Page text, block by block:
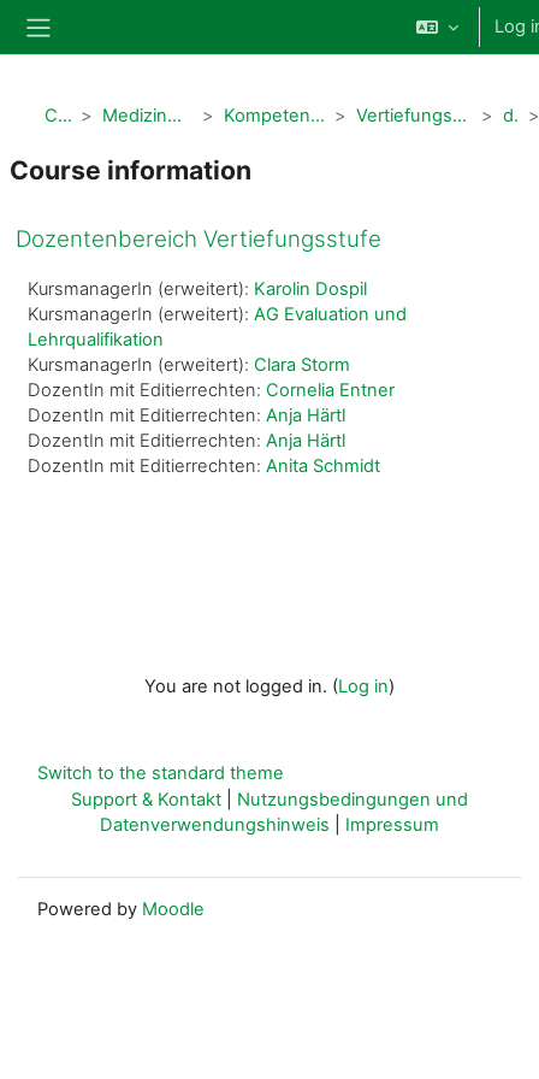
Side panel
Log
Courses Medizindidaktische Qualifizierung Kompetenznetz Medizinlehre Bayern Vertiefungsstufe Zertifikat Medizindidaktik doz_kmb
Course information
Dozentenbereich Vertiefungsstufe
KursmanagerIn (erweitert): Karolin Dospil
KursmanagerIn (erweitert): AG Evaluation und
Lehrqualifikation
KursmanagerIn (erweitert): Clara Storm
DozentIn mit Editierrechten: Cornelia Entner
DozentIn mit Editierrechten: Anja Härtl
DozentIn mit Editierrechten: Anja Härtl
DozentIn mit Editierrechten: Anita Schmidt
You are not logged in. (Log in)
Switch to the standard theme
Support & Kontakt
Nutzungsbedingungen und
Datenverwendungshinweis
Impressum
Powered by Moodle